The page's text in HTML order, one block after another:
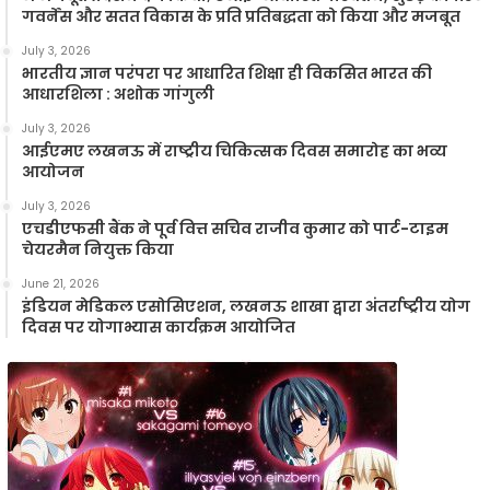
गवर्नेंस और सतत विकास के प्रति प्रतिबद्धता को किया और मजबूत
July 3, 2026
भारतीय ज्ञान परंपरा पर आधारित शिक्षा ही विकसित भारत की
आधारशिला : अशोक गांगुली
July 3, 2026
आईएमए लखनऊ में राष्ट्रीय चिकित्सक दिवस समारोह का भव्य
आयोजन
July 3, 2026
एचडीएफसी बैंक ने पूर्व वित्त सचिव राजीव कुमार को पार्ट-टाइम
चेयरमैन नियुक्त किया
June 21, 2026
इंडियन मेडिकल एसोसिएशन, लखनऊ शाखा द्वारा अंतर्राष्ट्रीय योग
दिवस पर योगाभ्यास कार्यक्रम आयोजित